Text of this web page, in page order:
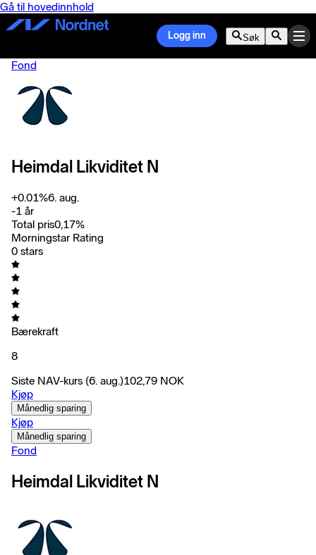
Gå til hovedinnhold
Logg inn Søk
Fond
Heimdal Likviditet N
+0.01%6. aug.
-1 år
Total pris0,17%
Morningstar Rating
0 stars
Bærekraft
8
Siste NAV-kurs (6. aug.)102,79 NOK
Kjøp
Månedlig sparing
Kjøp
Månedlig sparing
Fond
Heimdal Likviditet N